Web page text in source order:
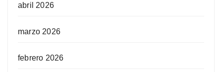
abril 2026
marzo 2026
febrero 2026